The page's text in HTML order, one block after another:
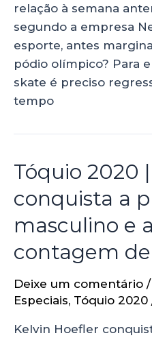
relação à semana
segundo a empresa
esporte, antes
pódio olímpico? Para
skate é preciso
tempo
Tóquio 2020
conquista a
masculino e
contagem
Deixe um comentário /
Especiais, Tóquio 2020
Kelvin Hoefler